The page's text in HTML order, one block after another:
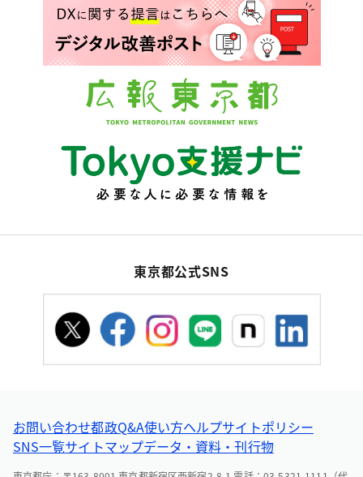
東京都公式SNS
お問い合わせ都政Q&A使い方ヘルプサイトポリシー
SNS一覧サイトマップデータ・資料・刊行物